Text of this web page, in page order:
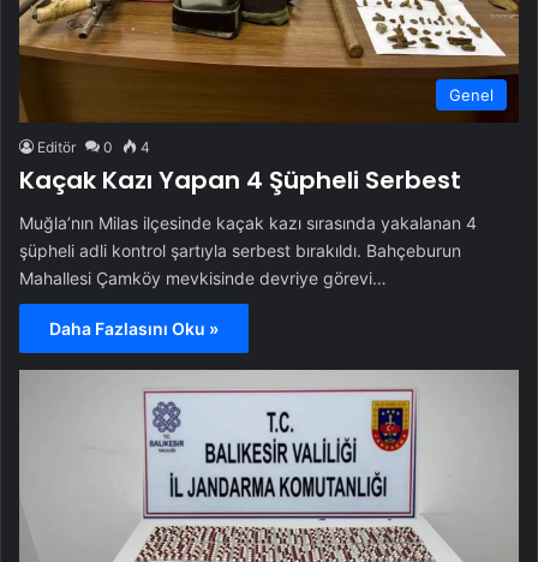
Genel
Editör 0 4
Kaçak Kazı Yapan 4 Şüpheli Serbest
Muğla’nın Milas ilçesinde kaçak kazı sırasında yakalanan 4
şüpheli adli kontrol şartıyla serbest bırakıldı. Bahçeburun
Mahallesi Çamköy mevkisinde devriye görevi…
Daha Fazlasını Oku »